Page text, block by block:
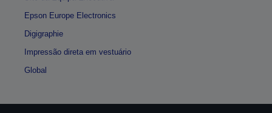
Epson Europe Electronics
Digigraphie
Impressão direta em vestuário
Global